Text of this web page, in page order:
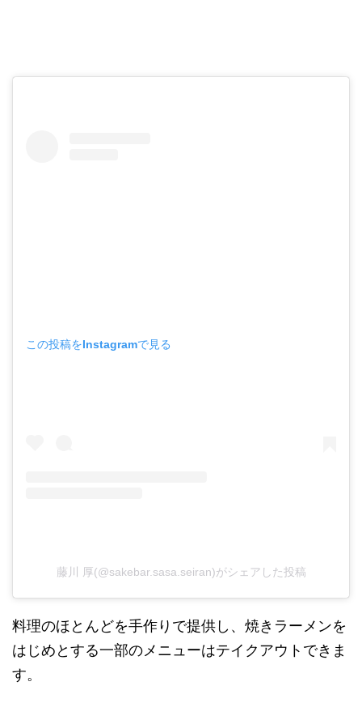
この投稿をInstagramで見る
藤川 厚(@sakebar.sasa.seiran)がシェアした投稿
料理のほとんどを手作りで提供し、焼きラーメンを
はじめとする一部のメニューはテイクアウトできま
す。